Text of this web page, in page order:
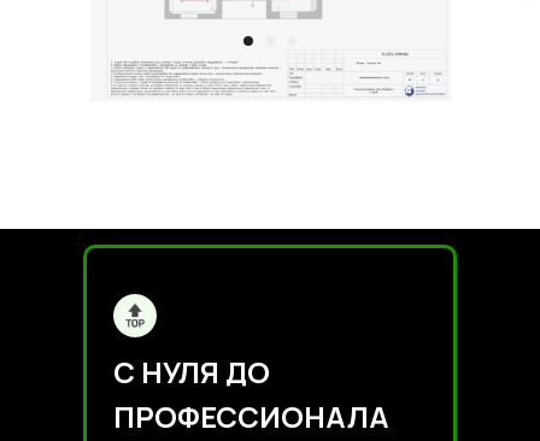
С НУЛЯ ДО
ПРОФЕССИОНАЛА